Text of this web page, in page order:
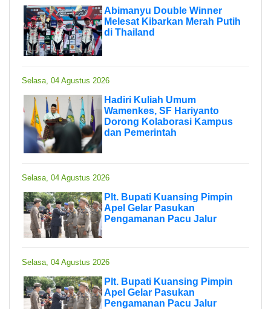
Abimanyu Double Winner
Melesat Kibarkan Merah Putih
di Thailand
Selasa, 04 Agustus 2026
Hadiri Kuliah Umum
Wamenkes, SF Hariyanto
Dorong Kolaborasi Kampus
dan Pemerintah
Selasa, 04 Agustus 2026
Plt. Bupati Kuansing Pimpin
Apel Gelar Pasukan
Pengamanan Pacu Jalur
Selasa, 04 Agustus 2026
Plt. Bupati Kuansing Pimpin
Apel Gelar Pasukan
Pengamanan Pacu Jalur